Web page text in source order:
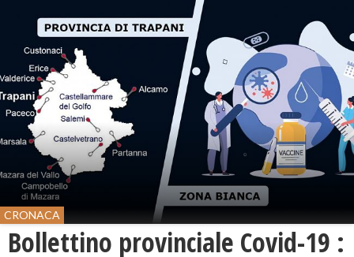
CRONACA
Bollettino provinciale Covid-19 :